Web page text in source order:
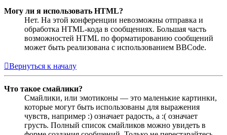
Могу ли я использовать HTML?
Нет. На этой конференции невозможны отправка и
обработка HTML-кода в сообщениях. Большая часть
возможностей HTML по форматированию сообщений
может быть реализована с использованием BBCode.
Вернуться к началу
Что такое смайлики?
Смайлики, или эмотиконы — это маленькие картинки,
которые могут быть использованы для выражения
чувств, например :) означает радость, а :( означает
грусть. Полный список смайликов можно увидеть в